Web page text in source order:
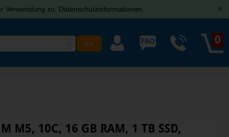
Verwendung zu. Datenschutzinformationen [x]
0
10C, 16 GB RAM, 1 TB SSD,